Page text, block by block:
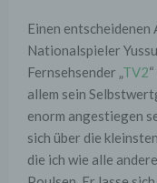
Einen
Nationalspieler
Fernsehsender „TV2
allem sein
enorm angestiegen
sich über die
die ich wie alle